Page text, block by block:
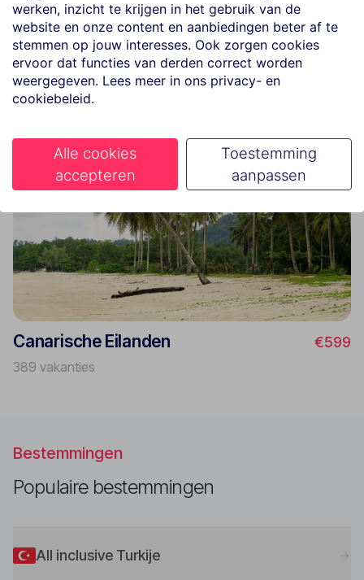
Griekenland
445 vakanties
Canarische Eilanden €599
389 vakanties
Bestemmingen
Populaire bestemmingen
All inclusive Turkije
werken, inzicht te krijgen in het gebruik van de
website en onze content en aanbiedingen beter af te
stemmen op jouw interesses. Ook zorgen cookies
ervoor dat functies van derden correct worden
weergegeven. Lees meer in ons privacy- en
cookiebeleid.
Alle cookies
accepteren
Toestemming
aanpassen